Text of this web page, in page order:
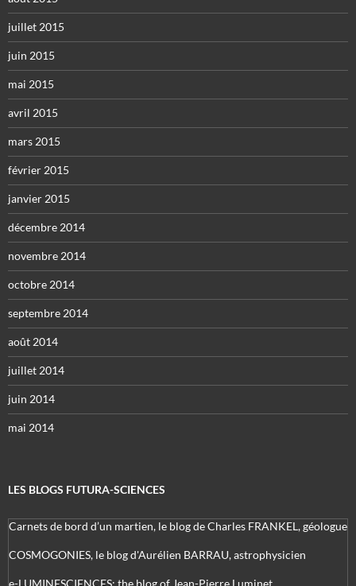
juillet 2015
juin 2015
mai 2015
avril 2015
mars 2015
février 2015
janvier 2015
décembre 2014
novembre 2014
octobre 2014
septembre 2014
août 2014
juillet 2014
juin 2014
mai 2014
LES BLOGS FUTURA-SCIENCES
Carnets de bord d’un martien, le blog de Charles FRANKEL, géologue
COSMOGONIES, le blog d'Aurélien BARRAU, astrophysicien